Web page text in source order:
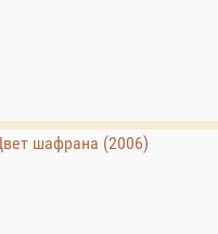
шафрана (2006)